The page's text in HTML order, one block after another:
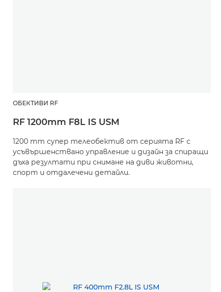
ОБЕКТИВИ RF
RF 1200mm F8L IS USM
1200 mm супер телеобектив от серията RF с
усъвършенствано управление и дизайн за спиращи
дъха резултати при снимане на диви животни,
спорт и отдалечени детайли.